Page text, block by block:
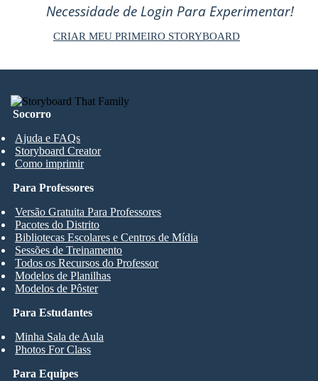
Necessidade de Login Para Experimentar!
CRIAR MEU PRIMEIRO STORYBOARD
Socorro
Ajuda e FAQs
Storyboard Creator
Como imprimir
Para Estudantes
Minha Sala de Aula
Photos For Class
Para Professores
Versão Gratuita Para Professores
Pacotes do Distrito
Bibliotecas Escolares e Centros de Mídia
Sessões de Treinamento
Todos os Recursos do Professor
Modelos de Planilhas
Modelos de Pôster
Para Equipes